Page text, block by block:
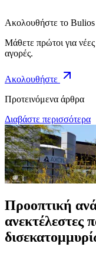
Ακολουθήστε το
Μάθετε πρώτοι για νέες
αγορές.
Ακολουθήστε
Προτεινόμενα άρθρα
Διαβάστε περισσότερα
Προοπτική
ανεκτέλεστες